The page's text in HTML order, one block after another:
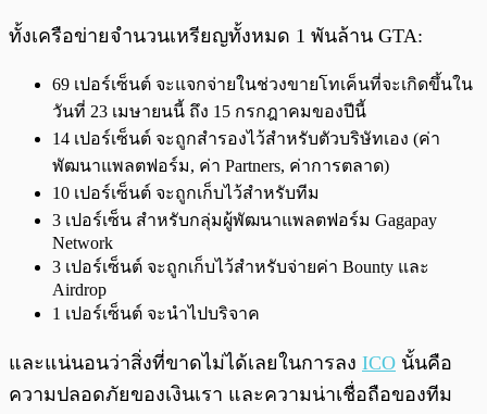
ทั้งเครือข่ายจำนวนเหรียญทั้งหมด 1 พันล้าน GTA:
69 เปอร์เซ็นต์ จะแจกจ่ายในช่วงขายโทเค็นที่จะเกิดขึ้นใน
วันที่ 23 เมษายนนี้ ถึง 15 กรกฎาคมของปีนี้
14 เปอร์เซ็นต์ จะถูกสำรองไว้สำหรับตัวบริษัทเอง (ค่า
พัฒนาแพลตฟอร์ม, ค่า Partners, ค่าการตลาด)
10 เปอร์เซ็นต์ จะถูกเก็บไว้สำหรับทีม
3 เปอร์เซ็น สำหรับกลุ่มผู้พัฒนาแพลตฟอร์ม Gagapay
Network
3 เปอร์เซ็นต์ จะถูกเก็บไว้สำหรับจ่ายค่า Bounty และ
Airdrop
1 เปอร์เซ็นต์ จะนำไปบริจาค
และแน่นอนว่าสิ่งที่ขาดไม่ได้เลยในการลง ICO นั้นคือ
ความปลอดภัยของเงินเรา และความน่าเชื่อถือของทีม